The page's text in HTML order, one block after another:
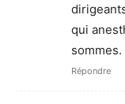
qui
sommes.
Répondre